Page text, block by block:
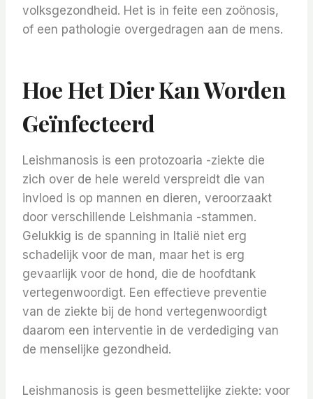
volksgezondheid. Het is in feite een zoönosis,
of een pathologie overgedragen aan de mens.
Hoe Het Dier Kan Worden
Geïnfecteerd
Leishmanosis is een protozoaria -ziekte die
zich over de hele wereld verspreidt die van
invloed is op mannen en dieren, veroorzaakt
door verschillende Leishmania -stammen.
Gelukkig is de spanning in Italië niet erg
schadelijk voor de man, maar het is erg
gevaarlijk voor de hond, die de hoofdtank
vertegenwoordigt. Een effectieve preventie
van de ziekte bij de hond vertegenwoordigt
daarom een ​​interventie in de verdediging van
de menselijke gezondheid.
Leishmanosis is geen besmettelijke ziekte: voor